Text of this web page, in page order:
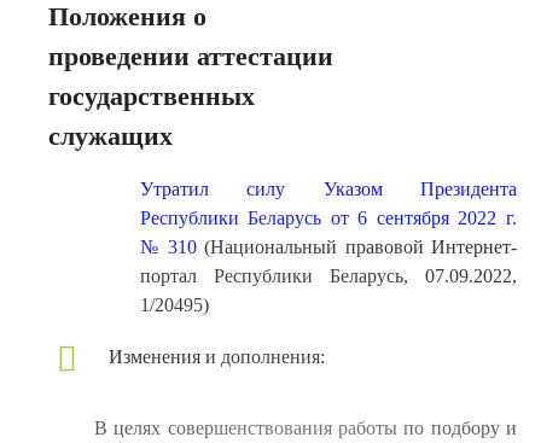
Положения о
проведении аттестации
государственных
служащих
Утратил силу Указом Президента
Республики Беларусь от 6 сентября 2022 г.
№ 310 (Национальный правовой Интернет-
портал Республики Беларусь, 07.09.2022,
1/20495)
Изменения и дополнения:
В целях совершенствования работы по подбору и